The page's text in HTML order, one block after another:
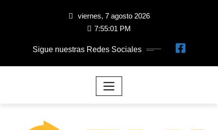
viernes, 7 agosto 2026
7:55:01 PM
Sigue nuestras Redes Sociales